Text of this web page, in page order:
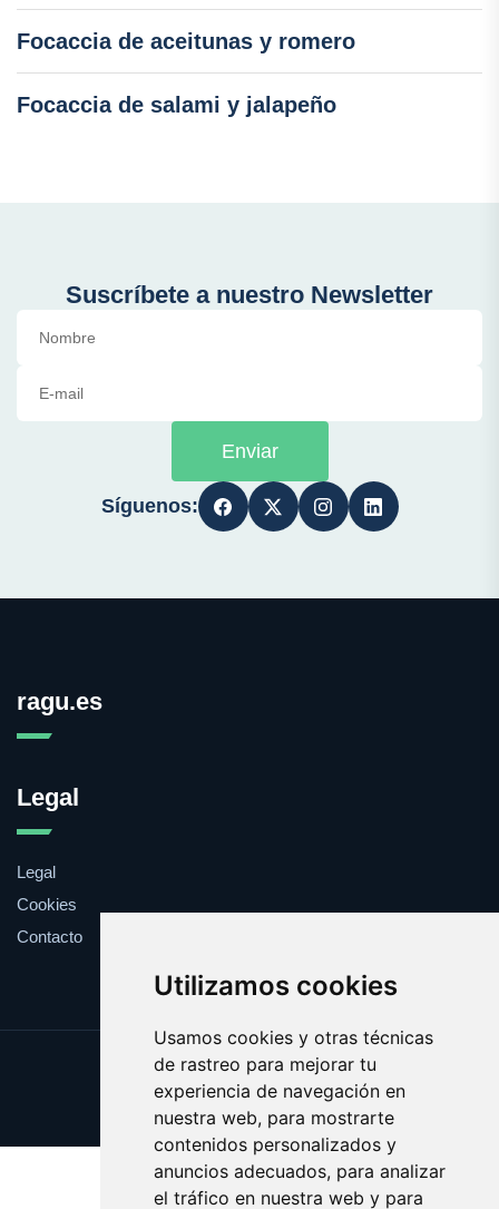
Utilizamos cookies
Usamos cookies y otras técnicas
de rastreo para mejorar tu
experiencia de navegación en
nuestra web, para mostrarte
contenidos personalizados y
anuncios adecuados, para analizar
el tráfico en nuestra web y para
Focaccia de aceitunas y romero
Focaccia de salami y jalapeño
Suscríbete a nuestro Newsletter
Enviar
Síguenos:
ragu.es
Legal
Legal
Cookies
Contacto
Update cookies preferences
Copyright © 2025 ragu.es